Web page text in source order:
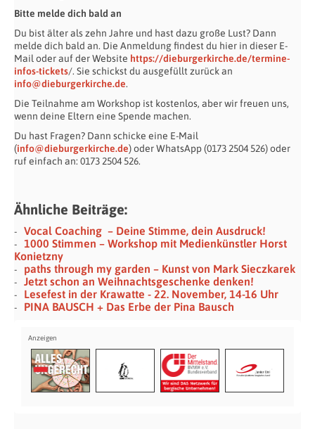
Bitte melde dich bald an
Du bist älter als zehn Jahre und hast dazu große Lust? Dann
melde dich bald an. Die Anmeldung findest du hier in dieser E-
Mail oder auf der Website https://dieburgerkirche.de/termine-
infos-tickets/. Sie schickst du ausgefüllt zurück an
info@dieburgerkirche.de.
Die Teilnahme am Workshop ist kostenlos, aber wir freuen uns,
wenn deine Eltern eine Spende machen.
Du hast Fragen? Dann schicke eine E-Mail
(info@dieburgerkirche.de) oder WhatsApp (0173 2504 526) oder
ruf einfach an: 0173 2504 526.
Ähnliche Beiträge:
Vocal Coaching – Deine Stimme, dein Ausdruck!
1000 Stimmen – Workshop mit Medienkünstler Horst
Konietzny
paths through my garden – Kunst von Mark Sieczkarek
Jetzt schon an Weihnachtsgeschenke denken!
Lesefest in der Krawatte - 22. November, 14-16 Uhr
PINA BAUSCH + Das Erbe der Pina Bausch